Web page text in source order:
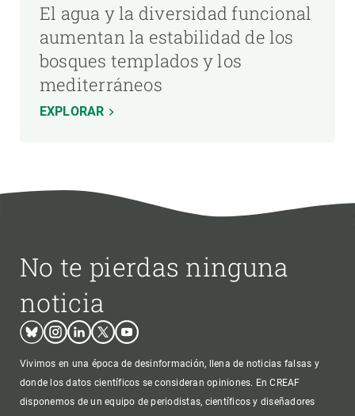
El agua y la diversidad funcional
aumentan la estabilidad de los
bosques templados y los
mediterráneos
EXPLORAR
No te pierdas ninguna
noticia
BlueskyInstagram
LinkedinTwitterYoutube
Vivimos en una época de desinformación, llena de noticias falsas y
donde los datos científicos se consideran opiniones. En CREAF
disponemos de un equipo de periodistas, científicos y diseñadores